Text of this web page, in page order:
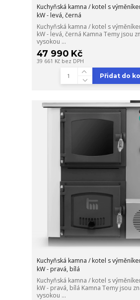
Kuchyňská kamna / kotel s
kW - levá, černá
Kuchyňská kamna / kotel s
kW - levá, černá Kamna Temy jsou
vysokou ...
47 990 Kč
39 661 Kč bez DPH
Přidat do
Kuchyňská kamna / kotel s
kW - pravá, bílá
Kuchyňská kamna / kotel s
kW - pravá, bílá Kamna Temy jsou
vysokou ...